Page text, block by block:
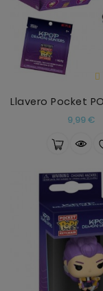
9,99 €